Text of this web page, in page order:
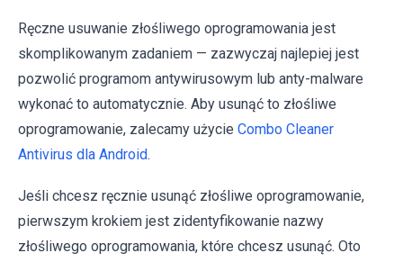
Ręczne usuwanie złośliwego oprogramowania jest
skomplikowanym zadaniem — zazwyczaj najlepiej jest
pozwolić programom antywirusowym lub anty-malware
wykonać to automatycznie. Aby usunąć to złośliwe
oprogramowanie, zalecamy użycie Combo Cleaner
Antivirus dla Android.
Jeśli chcesz ręcznie usunąć złośliwe oprogramowanie,
pierwszym krokiem jest zidentyfikowanie nazwy
złośliwego oprogramowania, które chcesz usunąć. Oto